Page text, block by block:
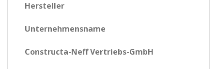
Hersteller
Unternehmensname
Constructa-Neff Vertriebs-GmbH